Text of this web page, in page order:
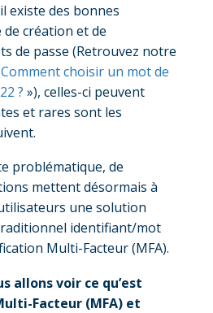
existe des bonnes
création et de
de passe (Retrouvez notre
Comment choisir un mot de
? »), celles-ci peuvent
et rares sont les
problématique, de
mettent désormais à
une solution
identifiant/mot
Multi-Facteur (MFA).
allons voir ce qu’est
Facteur (MFA) et